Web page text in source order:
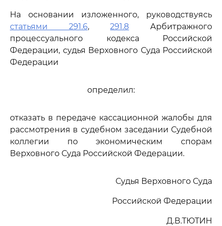
На основании изложенного, руководствуясь
статьями 291.6,291.8 Арбитражного
процессуального кодекса Российской
Федерации, судья Верховного Суда Российской
Федерации
определил:
отказать в передаче кассационной жалобы для
рассмотрения в судебном заседании Судебной
коллегии по экономическим спорам
Верховного Суда Российской Федерации.
Судья Верховного Суда
Российской Федерации
Д.В.ТЮТИН